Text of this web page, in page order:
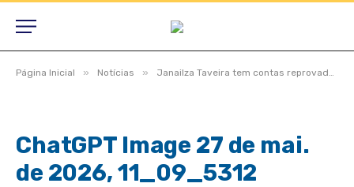
Página Inicial » Notícias » Janailza Taveira tem contas reprovadas após rombo milionário, dívidas previdenciárias e retenção de dinheiro de servidores
ChatGPT Image 27 de mai.
de 2026, 11_09_5312